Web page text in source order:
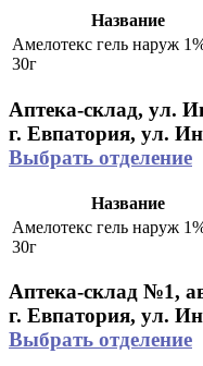
Название
Амелотекс гель наруж
30г
Аптека-склад, ул.
г. Евпатория, ул.
Выбрать отделение
Название
Амелотекс гель наруж
30г
Аптека-склад №1,
г. Евпатория, ул.
Выбрать отделение